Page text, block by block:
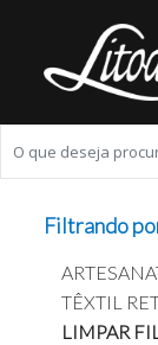
Filtrando
TÊXTIL
LIMPAR